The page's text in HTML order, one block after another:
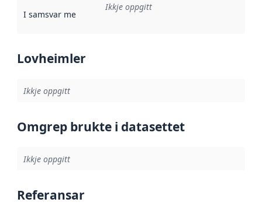
I samsvar med Referanse til ei implementeringsregel eller
Ikkje oppgitt
Lovheimler
Ikkje oppgitt
Omgrep brukte i datasettet
Ikkje oppgitt
Referansar